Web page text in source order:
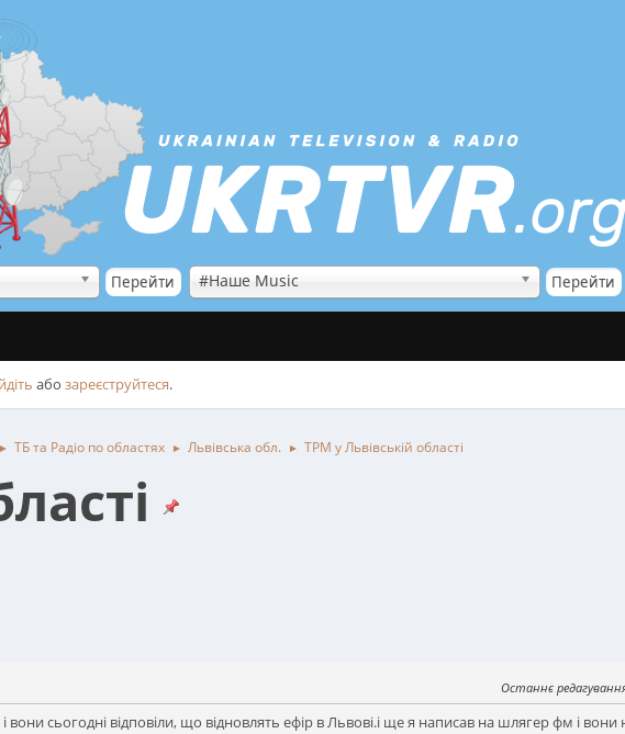
#Наше Music
або зареєструйтеся.
► ТБ та Радіо по областях ► Львівська обл. ► ТРМ у Львівській області
Останнє
вони сьогодні відповіли, що відновлять ефір в Львові.і ще я написав на шлягер фм і вони